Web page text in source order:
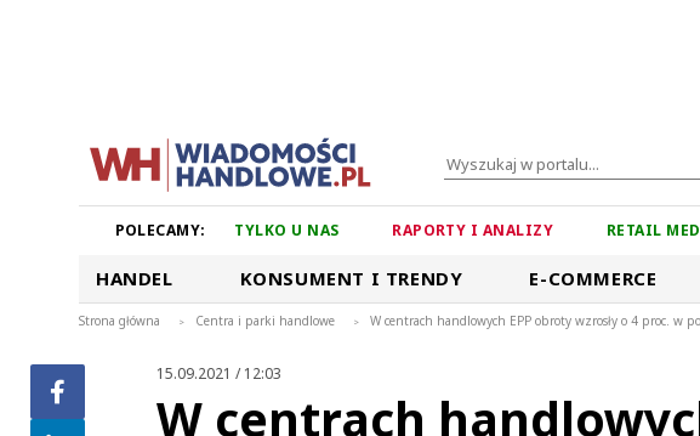
POLECAMY: TYLKO U NAS RAPORTY I ANALIZY RETAIL
HANDEL KONSUMENT I TRENDY E-COMMERCE
Strona główna > Centra i parki handlowe > W centrach handlowych EPP obroty wzrosły o 4 proc. w
15.09.2021 / 12:03
W centrach